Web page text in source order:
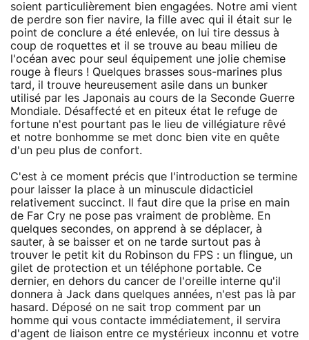
soient particulièrement bien engagées. Notre ami vient
de perdre son fier navire, la fille avec qui il était sur le
point de conclure a été enlevée, on lui tire dessus à
coup de roquettes et il se trouve au beau milieu de
l'océan avec pour seul équipement une jolie chemise
rouge à fleurs ! Quelques brasses sous-marines plus
tard, il trouve heureusement asile dans un bunker
utilisé par les Japonais au cours de la Seconde Guerre
Mondiale. Désaffecté et en piteux état le refuge de
fortune n'est pourtant pas le lieu de villégiature rêvé
et notre bonhomme se met donc bien vite en quête
d'un peu plus de confort.
C'est à ce moment précis que l'introduction se termine
pour laisser la place à un minuscule didacticiel
relativement succinct. Il faut dire que la prise en main
de Far Cry ne pose pas vraiment de problème. En
quelques secondes, on apprend à se déplacer, à
sauter, à se baisser et on ne tarde surtout pas à
trouver le petit kit du Robinson du FPS : un flingue, un
gilet de protection et un téléphone portable. Ce
dernier, en dehors du cancer de l'oreille interne qu'il
donnera à Jack dans quelques années, n'est pas là par
hasard. Déposé on ne sait trop comment par un
homme qui vous contacte immédiatement, il servira
d'agent de liaison entre ce mystérieux inconnu et votre